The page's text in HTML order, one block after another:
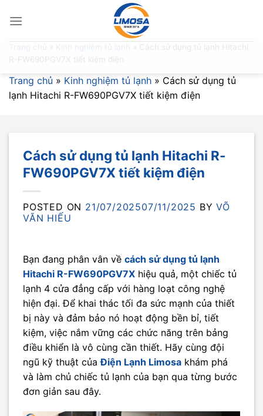
Cách sử dụng tủ lạnh Hitachi
R-FW690PGV7X tiết kiệm điện
Trang chủ » Kinh nghiệm tủ lạnh » Cách sử dụng tủ
lạnh Hitachi R-FW690PGV7X tiết kiệm điện
Cách sử dụng tủ lạnh Hitachi R-
FW690PGV7X tiết kiệm điện
POSTED ON 21/07/202507/11/2025 BYVÕ
VĂN HIẾU
Bạn đang phân vân về cách sử dụng tủ lạnh
Hitachi R-FW690PGV7X hiệu quả, một chiếc tủ
lạnh 4 cửa đẳng cấp với hàng loạt công nghệ
hiện đại. Để khai thác tối đa sức mạnh của thiết
bị này và đảm bảo nó hoạt động bền bỉ, tiết
kiệm, việc nắm vững các chức năng trên bảng
điều khiển là vô cùng cần thiết. Hãy cùng đội
ngũ kỹ thuật củaĐiện Lạnh Limosa khám phá
và làm chủ chiếc tủ lạnh của bạn qua từng bước
đơn giản sau đây.